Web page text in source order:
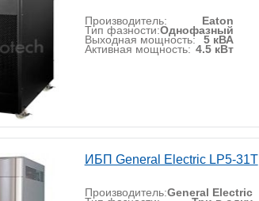
Производитель: Eaton
Тип фазности:Однофазный
Выходная мощность: 5 кВА
Активная мощность: 4.5 кВт
ИБП General Electric LP5-31T
Производитель:General Electric